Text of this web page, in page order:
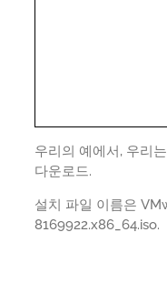
우리의 예에서, 우리
다운로드.
설치 파일 이름은
8169922.x86_64.iso.